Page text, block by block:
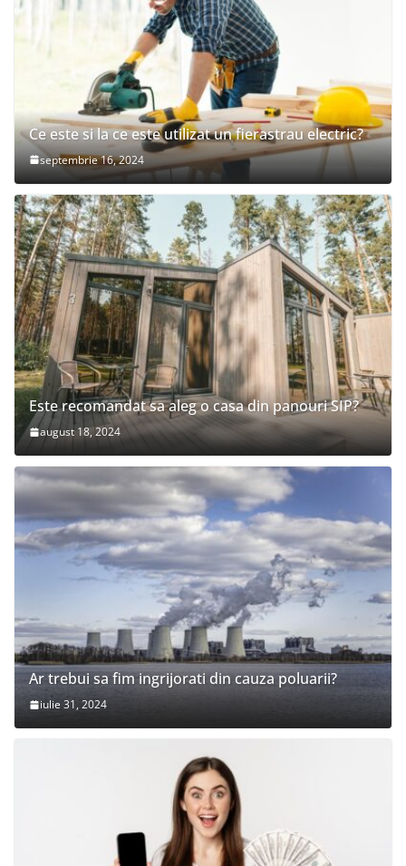
Ce este si la ce este utilizat un fierastrau electric?
septembrie 16, 2024
Este recomandat sa aleg o casa din panouri SIP?
august 18, 2024
Ar trebui sa fim ingrijorati din cauza poluarii?
iulie 31, 2024